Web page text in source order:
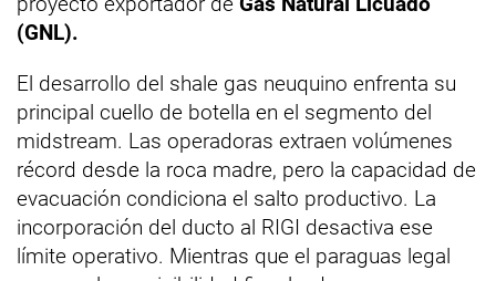
(GNL).
El desarrollo del shale gas neuquino enfrenta su
principal cuello de botella en el segmento del
midstream. Las operadoras extraen volúmenes
récord desde la roca madre, pero la capacidad de
evacuación condiciona el salto productivo. La
incorporación del ducto al RIGI desactiva ese
límite operativo. Mientras que el paraguas legal